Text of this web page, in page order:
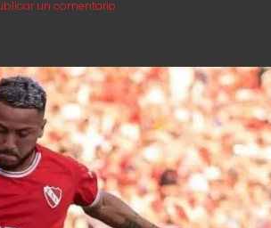
un comentario